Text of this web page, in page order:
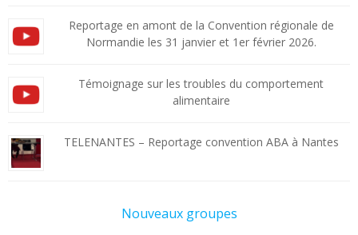
Reportage en amont de la Convention régionale de
Normandie les 31 janvier et 1er février 2026.
Témoignage sur les troubles du comportement
alimentaire
TELENANTES – Reportage convention ABA à Nantes
Nouveaux groupes